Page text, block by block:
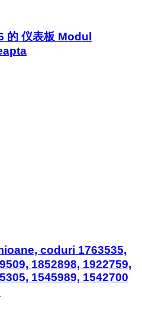
的 仪表板 Modul
coduri 1763535,
1852898, 1922759,
1545989, 1542700